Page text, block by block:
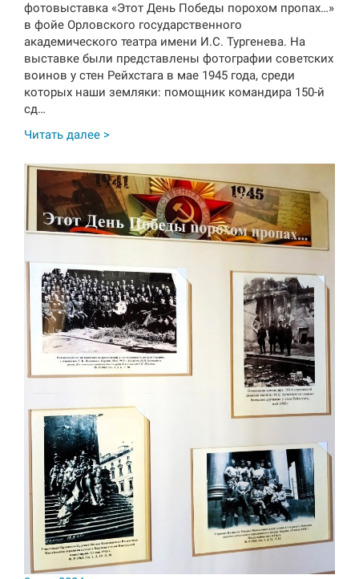
фотовыставка «Этот День Победы порохом пропах…»
в фойе Орловского государственного
академического театра имени И.С. Тургенева. На
выставке были представлены фотографии советских
воинов у стен Рейхстага в мае 1945 года, среди
которых наши земляки: помощник командира 150-й
сд…
Читать далее >